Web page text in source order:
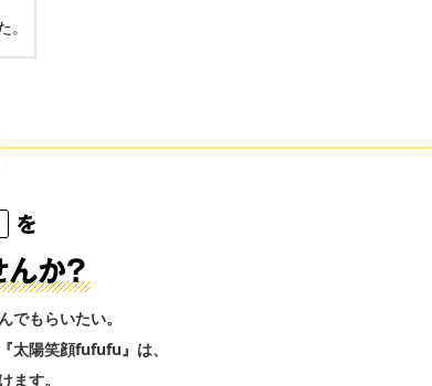
でもらいたい。
太陽笑顔fufufu』は、
ます。